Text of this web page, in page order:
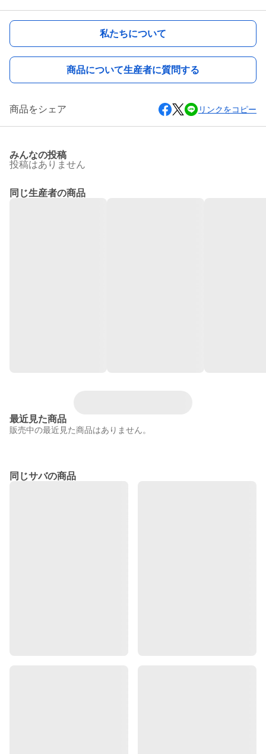
私たちについて
商品について生産者に質問する
商品をシェア リンクをコピー
みんなの投稿
投稿はありません
同じ生産者の商品
最近見た商品
販売中の最近見た商品はありません。
同じサバの商品